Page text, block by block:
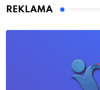
REKLAMA